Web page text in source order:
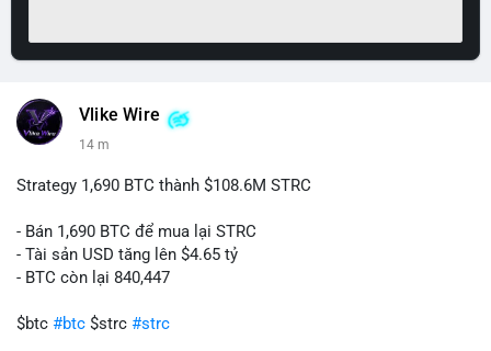
Vlike Wire
14 m
Strategy 1,690 BTC thành $108.6M STRC
- Bán 1,690 BTC để mua lại STRC
- Tài sản USD tăng lên $4.65 tỷ
- BTC còn lại 840,447
$btc #btc $strc #strc